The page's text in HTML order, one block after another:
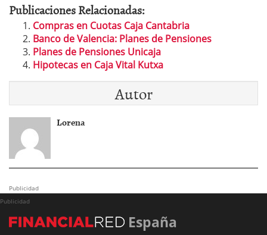
Publicaciones Relacionadas:
Compras en Cuotas Caja Cantabria
Banco de Valencia: Planes de Pensiones
Planes de Pensiones Unicaja
Hipotecas en Caja Vital Kutxa
Autor
Lorena
Publicidad
Publicidad
España